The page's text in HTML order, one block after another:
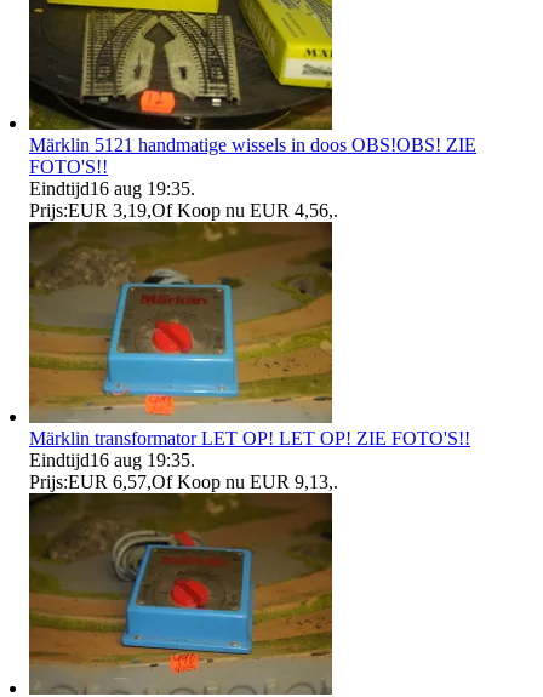
Märklin 5121 handmatige wissels in doos OBS!OBS! ZIE
FOTO'S!!
Eindtijd16 aug 19:35.
Prijs:EUR 3,19,Of Koop nu EUR 4,56,.
Märklin transformator LET OP! LET OP! ZIE FOTO'S!!
Eindtijd16 aug 19:35.
Prijs:EUR 6,57,Of Koop nu EUR 9,13,.